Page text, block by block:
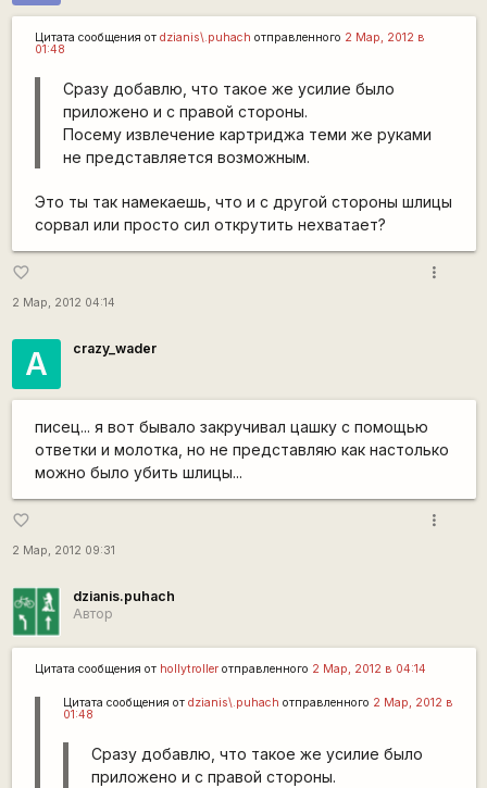
Цитата сообщения от dzianis\.puhach отправленного 2 Мар, 2012 в
01:48
Сразу добавлю, что такое же усилие было
приложено и с правой стороны.
Посему извлечение картриджа теми же руками
не представляется возможным.
Это ты так намекаешь, что и с другой стороны шлицы
сорвал или просто сил открутить нехватает?
favorite_border
2 Мар, 2012 04:14
more_vert
А crazy_wader
писец... я вот бывало закручивал цашку с помощью
ответки и молотка, но не представляю как настолько
можно было убить шлицы...
favorite_border
2 Мар, 2012 09:31
more_vert
dzianis.puhach
Автор
Цитата сообщения от hollytrollerотправленного 2 Мар, 2012 в 04:14
Цитата сообщения от dzianis\.puhach отправленного 2 Мар, 2012 в
01:48
Сразу добавлю, что такое же усилие было
приложено и с правой стороны.